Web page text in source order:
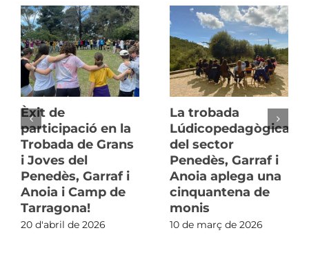
Èxit de
participació en la
Trobada de Grans
i Joves del
Penedès, Garraf i
Anoia i Camp de
Tarragona!
20 d'abril de 2026
La trobada
Lúdicopedagògica
del sector
Penedès, Garraf i
Anoia aplega una
cinquantena de
monis
10 de març de 2026